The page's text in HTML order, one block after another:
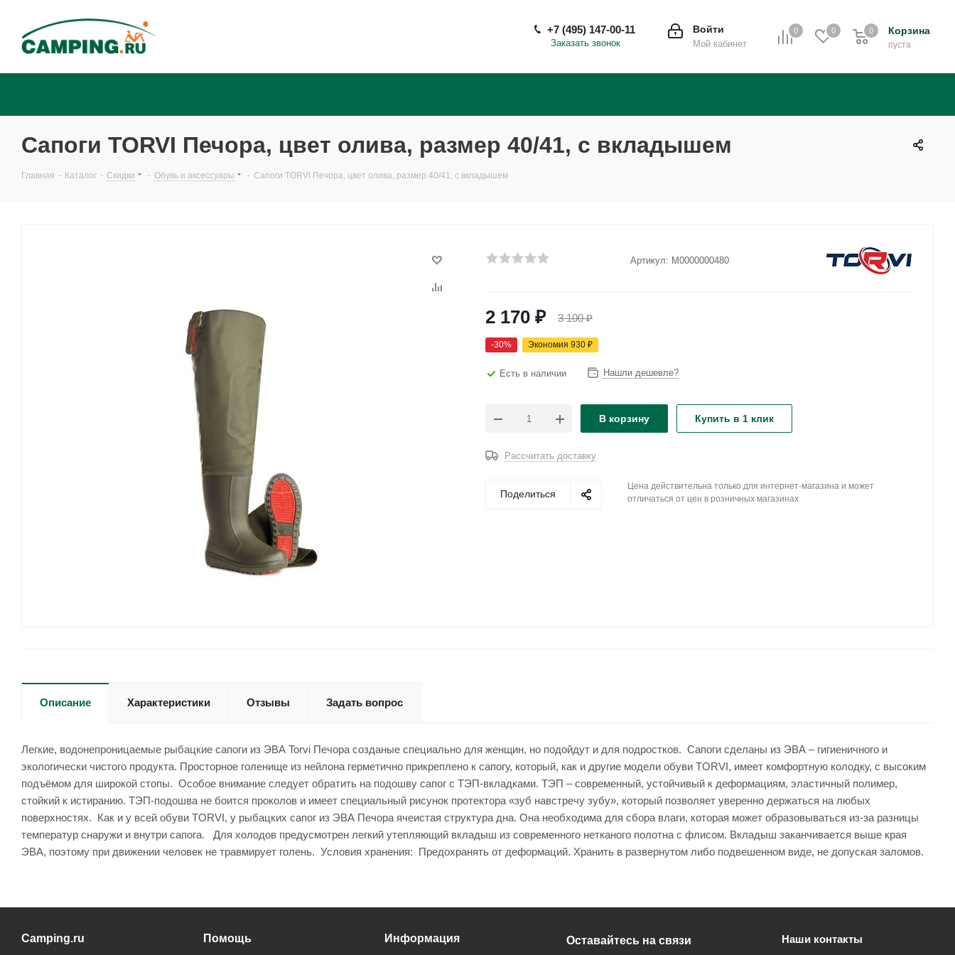
0 0 Корзина
0
пуста
0
Войти
Мой кабинет
+7 (495) 147-00-11
Заказать звонок
Сапоги TORVI Печора, цвет олива, размер 40/41, с вкладышем
Главная - Каталог - Скидки - Обувь и аксессуары - Сапоги TORVI Печора, цвет олива, размер 40/41, с вкладышем
Артикул: M0000000480
2 170 ₽ 3 100₽
-30% Экономия 930 ₽
Есть в наличии Нашли дешевле?
В корзину Купить в 1 клик
Рассчитать доставку
Поделиться
Цена действительна только для интернет-магазина и может
отличаться от цен в розничных магазинах
Описание Характеристики Отзывы Задать вопрос
Легкие, водонепроницаемые рыбацкие сапоги из ЭВА Torvi Печора созданые специально для женщин, но подойдут и для подростков. Сапоги сделаны из ЭВА – гигиеничного и
экологически чистого продукта. Просторное голенище из нейлона герметично прикреплено к сапогу, который, как и другие модели обуви TORVI, имеет комфортную колодку, с высоким
подъёмом для широкой стопы. Особое внимание следует обратить на подошву сапог с ТЭП-вкладками. ТЭП – современный, устойчивый к деформациям, эластичный полимер,
стойкий к истиранию. ТЭП-подошва не боится проколов и имеет специальный рисунок протектора «зуб навстречу зубу», который позволяет уверенно держаться на любых
поверхностях. Как и у всей обуви TORVI, у рыбацких сапог из ЭВА Печора ячеистая структура дна. Она необходима для сбора влаги, которая может образовываться из-за разницы
температур снаружи и внутри сапога. Для холодов предусмотрен легкий утепляющий вкладыш из современного нетканого полотна с флисом. Вкладыш заканчивается выше края
ЭВА, поэтому при движении человек не травмирует голень. Условия хранения: Предохранять от деформаций. Хранить в развернутом либо подвешенном виде, не допуская заломов.
Camping.ru Помощь Информация Оставайтесь на связи Наши контакты